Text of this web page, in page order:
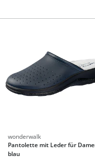
wonderwalk
Pantolette mit Leder für
blau